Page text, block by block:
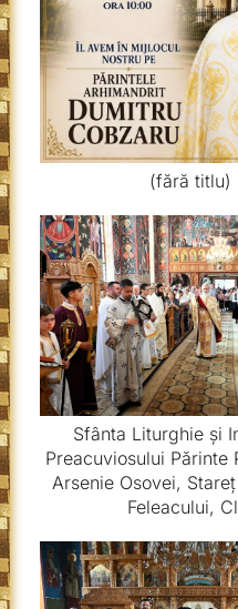
(fără titlu)
Sfânta Liturghie și
Preacuviosului Părinte
Arsenie Osovei,
Feleacului,